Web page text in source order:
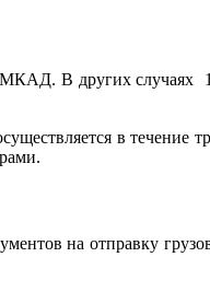
В других случаях
в течение
на отправку